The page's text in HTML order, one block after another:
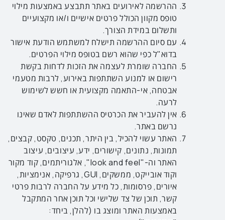
ההרשמה לאירועים באתר תתבצע באמצעות מילוי
טופס מקוון הכולל פרטים אישיים ו/או מקצועיים
ותשלום במידת הצורך.
עם סיום ההרשמה תישלח למשתמש הודעת אישור
בדוא"ל כפי שהוא רשם בטופס מילוי הפרטים.
החברה שומרת לעצמה את הזכות לדחות בקשת
רישום או למנוע השתתפות באירוע, לרבות מטעמי
אבטחה, אי-התאמה מקצועית או חשש לשימוש
לרעה.
אין להעביר את הכרטיס ההשתתפות לאדם שאינו
נרשם באתר.
האתר עשוי להכיל, בין היתר, תכנים, טקסט, קבצים,
תמונות, נתונים, קישורים, ידע, עיצובים, עיצוב
האתר וה-"look and feel", אלגוריתמים, קוד מקור
וקוד אובייקט, ממשקים, GUI, גרפיקה, אנימציות,
איורים, פרסומות, כל מידע על החברה לרבות פרטי
קשר, תוכן של צד שלישי וכל תוכן אחר המתקבל
באמצעות האתר ומוצג בו (להלן, ביחד: